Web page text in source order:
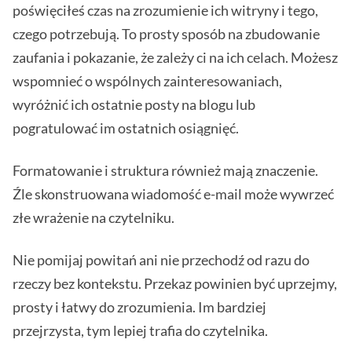
poświęciłeś czas na zrozumienie ich witryny i tego,
czego potrzebują. To prosty sposób na zbudowanie
zaufania i pokazanie, że zależy ci na ich celach. Możesz
wspomnieć o wspólnych zainteresowaniach,
wyróżnić ich ostatnie posty na blogu lub
pogratulować im ostatnich osiągnięć.
Formatowanie i struktura również mają znaczenie.
Źle skonstruowana wiadomość e-mail może wywrzeć
złe wrażenie na czytelniku.
Nie pomijaj powitań ani nie przechodź od razu do
rzeczy bez kontekstu. Przekaz powinien być uprzejmy,
prosty i łatwy do zrozumienia. Im bardziej
przejrzysta, tym lepiej trafia do czytelnika.